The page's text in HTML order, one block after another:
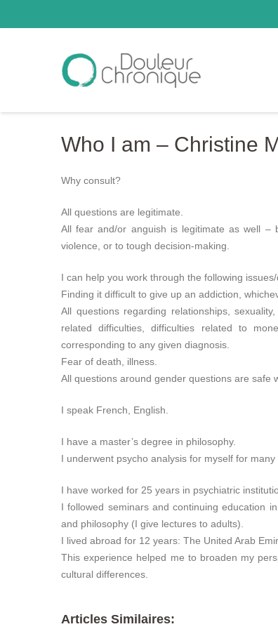
Who I am – Christine
Why consult?
All questions are legitimate.
All fear and/or anguish is legitimate as well –
violence, or to tough decision-making.
I can help you work through the following
Finding it difficult to give up an addiction,
All questions regarding relationships,
related difficulties, difficulties related to
corresponding to any given diagnosis.
Fear of death, illness.
All questions around gender questions are safe
I speak French, English.
I have a master’s degree in philosophy.
I underwent psycho analysis for myself for many
I have worked for 25 years in psychiatric
I followed seminars and continuing education
and philosophy (I give lectures to adults).
I lived abroad for 12 years: The United Arab
This experience helped me to broaden my
cultural differences.
Articles Similaires: